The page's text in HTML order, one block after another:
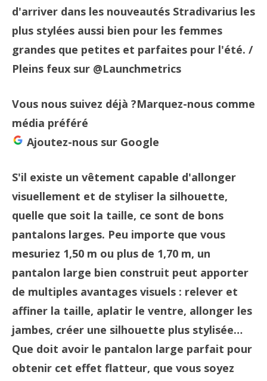
d'arriver dans les nouveautés Stradivarius les
plus stylées aussi bien pour les femmes
grandes que petites et parfaites pour l'été. /
Pleins feux sur @Launchmetrics
Vous nous suivez déjà ?Marquez-nous comme
média préféré
Ajoutez-nous sur Google
S'il existe un vêtement capable d'allonger
visuellement et de styliser la silhouette,
quelle que soit la taille, ce sont de bons
pantalons larges. Peu importe que vous
mesuriez 1,50 m ou plus de 1,70 m, un
pantalon large bien construit peut apporter
de multiples avantages visuels : relever et
affiner la taille, aplatir le ventre, allonger les
jambes, créer une silhouette plus stylisée…
Que doit avoir le pantalon large parfait pour
obtenir cet effet flatteur, que vous soyez